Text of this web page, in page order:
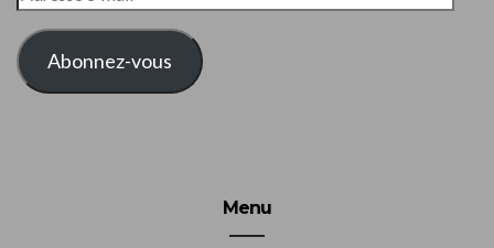
E-
MAIL
Abonnez-vous
Menu